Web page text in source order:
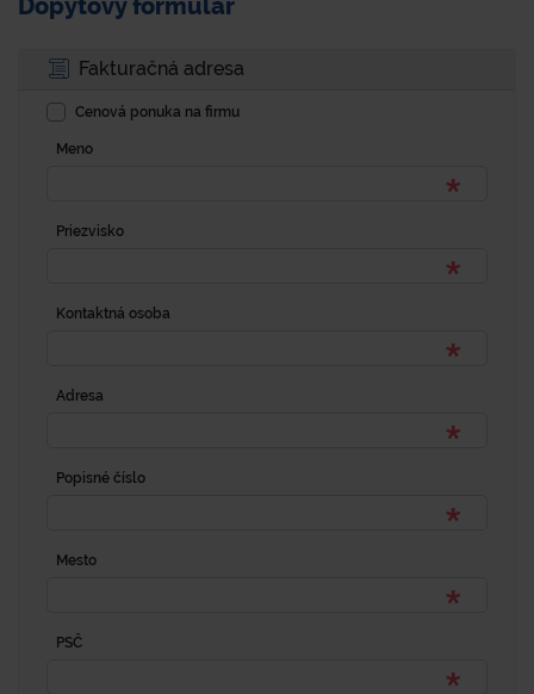
Fakturačná adresa
Cenová ponuka na firmu
Meno
Priezvisko
Kontaktná osoba
Adresa
Popisné číslo
Mesto
PSČ